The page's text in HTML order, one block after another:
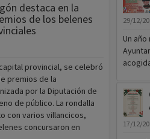
destaca en la
de los belenes
provincial, se celebró
premios de la
por la Diputación de
de público. La rondalla
con varios villancicos,
concursaron en
29/12/
Un
17/12/